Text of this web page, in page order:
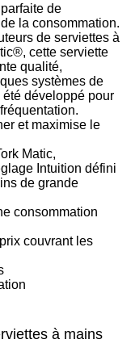
de
la consommation.
de serviettes à
cette serviette
qualité,
systèmes de
développé pour
et maximise le
Matic,
Intuition défini
de grande
consommation
couvrant les
à mains